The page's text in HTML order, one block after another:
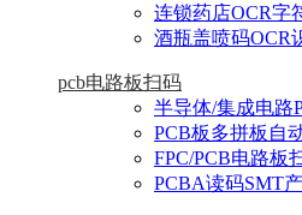
连锁药店OCR字
酒瓶盖喷码OCR
pcb电路板扫码
半导体/集成电路
PCB板多拼板自
FPC/PCB电路板
PCBA读码SMT